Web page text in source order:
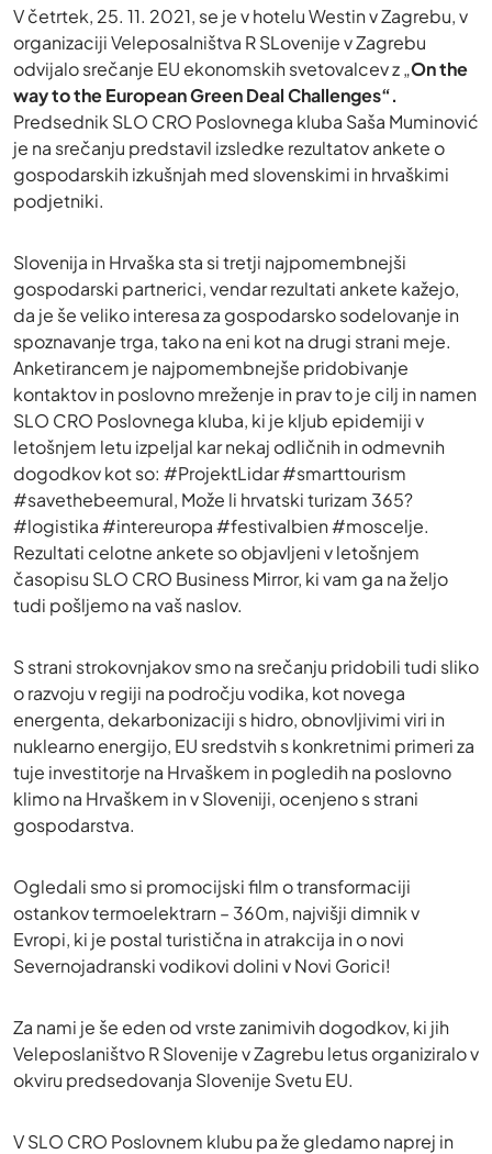
V četrtek, 25. 11. 2021, se je v hotelu Westin v Zagrebu, v
organizaciji Veleposalništva R SLovenije v Zagrebu
odvijalo srečanje EU ekonomskih svetovalcev z „On the
way to the European Green Deal Challenges“.
Predsednik SLO CRO Poslovnega kluba Saša Muminović
je na srečanju predstavil izsledke rezultatov ankete o
gospodarskih izkušnjah med slovenskimi in hrvaškimi
podjetniki.
Slovenija in Hrvaška sta si tretji najpomembnejši
gospodarski partnerici, vendar rezultati ankete kažejo,
da je še veliko interesa za gospodarsko sodelovanje in
spoznavanje trga, tako na eni kot na drugi strani meje.
Anketirancem je najpomembnejše pridobivanje
kontaktov in poslovno mreženje in prav to je cilj in namen
SLO CRO Poslovnega kluba, ki je kljub epidemiji v
letošnjem letu izpeljal kar nekaj odličnih in odmevnih
dogodkov kot so: #ProjektLidar #smarttourism
#savethebeemural, Može li hrvatski turizam 365?
#logistika #intereuropa #festivalbien #moscelje.
Rezultati celotne ankete so objavljeni v letošnjem
časopisu SLO CRO Business Mirror, ki vam ga na željo
tudi pošljemo na vaš naslov.
S strani strokovnjakov smo na srečanju pridobili tudi sliko
o razvoju v regiji na področju vodika, kot novega
energenta, dekarbonizaciji s hidro, obnovljivimi viri in
nuklearno energijo, EU sredstvih s konkretnimi primeri za
tuje investitorje na Hrvaškem in pogledih na poslovno
klimo na Hrvaškem in v Sloveniji, ocenjeno s strani
gospodarstva.
Ogledali smo si promocijski film o transformaciji
ostankov termoelektrarn – 360m, najvišji dimnik v
Evropi, ki je postal turistična in atrakcija in o novi
Severnojadranski vodikovi dolini v Novi Gorici!
Za nami je še eden od vrste zanimivih dogodkov, ki jih
Veleposlaništvo R Slovenije v Zagrebu letus organiziralo v
okviru predsedovanja Slovenije Svetu EU.
V SLO CRO Poslovnem klubu pa že gledamo naprej in